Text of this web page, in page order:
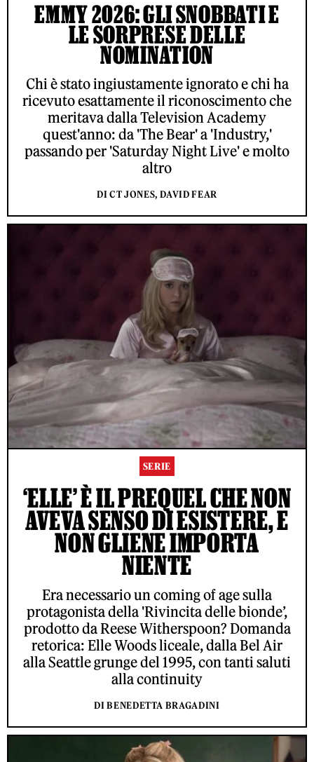
EMMY 2026: GLI SNOBBATI E
LE SORPRESE DELLE
NOMINATION
Chi è stato ingiustamente ignorato e chi ha
ricevuto esattamente il riconoscimento che
meritava dalla Television Academy
quest'anno: da 'The Bear' a 'Industry,'
passando per 'Saturday Night Live' e molto
altro
DI CT JONES, DAVID FEAR
SERIE
‘ELLE’ È IL PREQUEL CHE NON
AVEVA SENSO DI ESISTERE, E
NON GLIENE IMPORTA
NIENTE
Era necessario un coming of age sulla
protagonista della 'Rivincita delle bionde’,
prodotto da Reese Witherspoon? Domanda
retorica: Elle Woods liceale, dalla Bel Air
alla Seattle grunge del 1995, con tanti saluti
alla continuity
DI BENEDETTA BRAGADINI